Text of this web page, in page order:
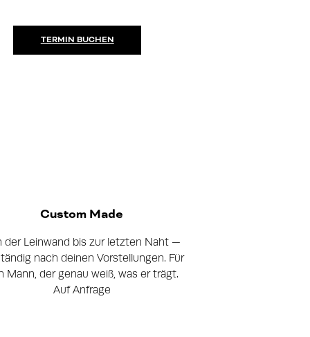
TERMIN BUCHEN
Custom Made
der Leinwand bis zur letzten Naht —
nach deinen Vorstellungen. Für
Mann, der genau weiß, was er trägt.
Auf Anfrage